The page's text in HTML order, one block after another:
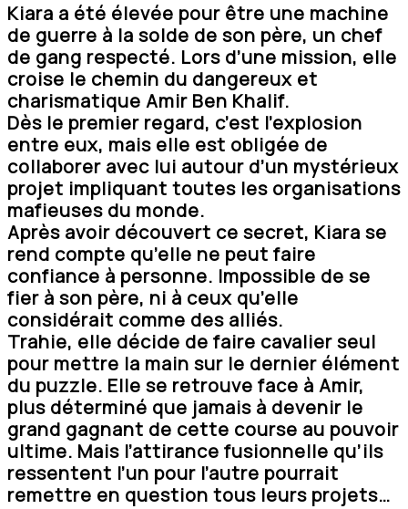
Kiara a été élevée pour être une machine
de guerre à la solde de son père, un chef
de gang respecté. Lors d’une mission, elle
croise le chemin du dangereux et
charismatique Amir Ben Khalif.
Dès le premier regard, c’est l’explosion
entre eux, mais elle est obligée de
collaborer avec lui autour d’un mystérieux
projet impliquant toutes les organisations
mafieuses du monde.
Après avoir découvert ce secret, Kiara se
rend compte qu’elle ne peut faire
confiance à personne. Impossible de se
fier à son père, ni à ceux qu’elle
considérait comme des alliés.
Trahie, elle décide de faire cavalier seul
pour mettre la main sur le dernier élément
du puzzle. Elle se retrouve face à Amir,
plus déterminé que jamais à devenir le
grand gagnant de cette course au pouvoir
ultime. Mais l’attirance fusionnelle qu’ils
ressentent l’un pour l’autre pourrait
remettre en question tous leurs projets…